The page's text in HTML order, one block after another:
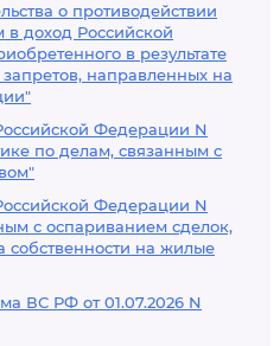
о противодействии
доход Российской
в результате
направленных на
Федерации N
по делам, связанным с
Федерации N
с оспариванием сделок,
собственности на жилые
ВС РФ от 01.07.2026 N